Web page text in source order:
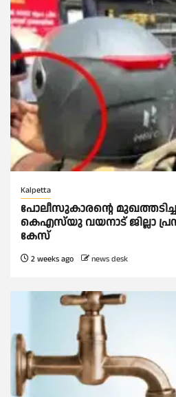
Kalpetta
പോലീസുകാരന്റെ
കെഎസ്‌യു വയനാട് ജില്ലാ
കേസ്
2 weeks ago news desk